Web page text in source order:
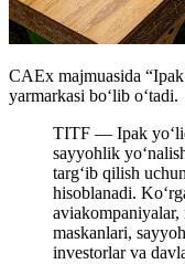
CAEx majmuasida
yarmarkasi boʻlib oʻtadi.
TITF — Ipak
sayyohlik
targʻib qilish
hisoblanadi.
aviakompaniyalar,
maskanlari,
investorlar va